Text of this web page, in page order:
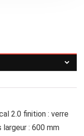
2.0 finition : verre
largeur : 600 mm